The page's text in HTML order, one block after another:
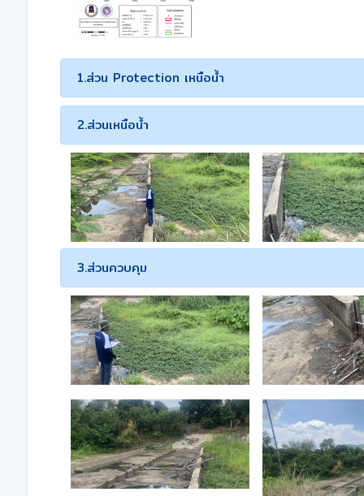
1.ส่วน Protection เหนือน้ำ
2.ส่วนเหนือน้ำ
3.ส่วนควบคุม